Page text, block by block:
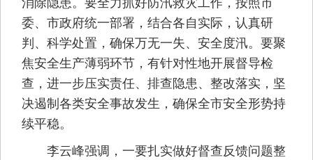
委、市政府统一部署，结合各自实际，认真研
判、科学处置，确保万无一失、安全度汛。要聚
焦安全生产薄弱环节，有针对性地开展督导检
查，进一步压实责任、排查隐患、整改落实，坚
决遏制各类安全事故发生，确保全市安全形势持
续平稳。
李云峰强调，一要扎实做好督查反馈问题整